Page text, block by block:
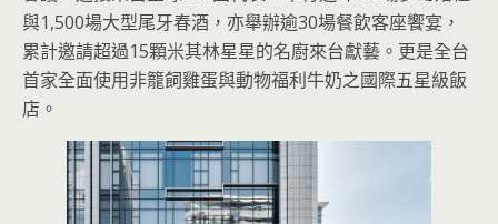
與1,500場大型尾牙春酒，亦舉辦逾30場餐飲客座饗宴，
累計邀請超過15顆米其林星星的名廚來台獻藝。更是全台
首家全面使用非籠飼雞蛋與動物福利牛奶之國際五星級飯
店。